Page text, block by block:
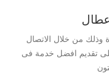
وذلك من خلال الاتصال
على تقديم افضل خدمة فى